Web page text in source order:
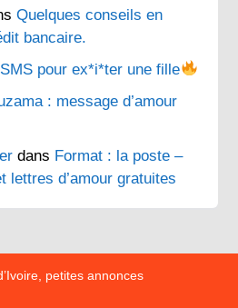
Quelques conseils en
bancaire.
SMS pour ex*i*ter une fille
: message d’amour
dans Format : la poste –
lettres d’amour gratuites
petites annonces